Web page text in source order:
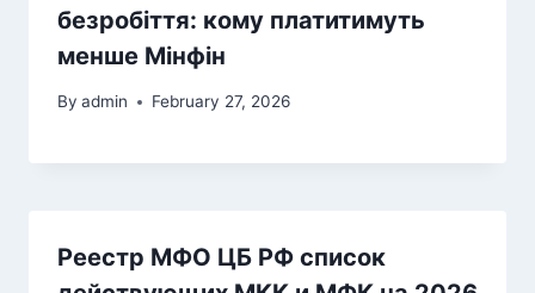
безробіття: кому платитимуть
менше Мінфін
By admin February 27, 2026
Реестр МФО ЦБ РФ список